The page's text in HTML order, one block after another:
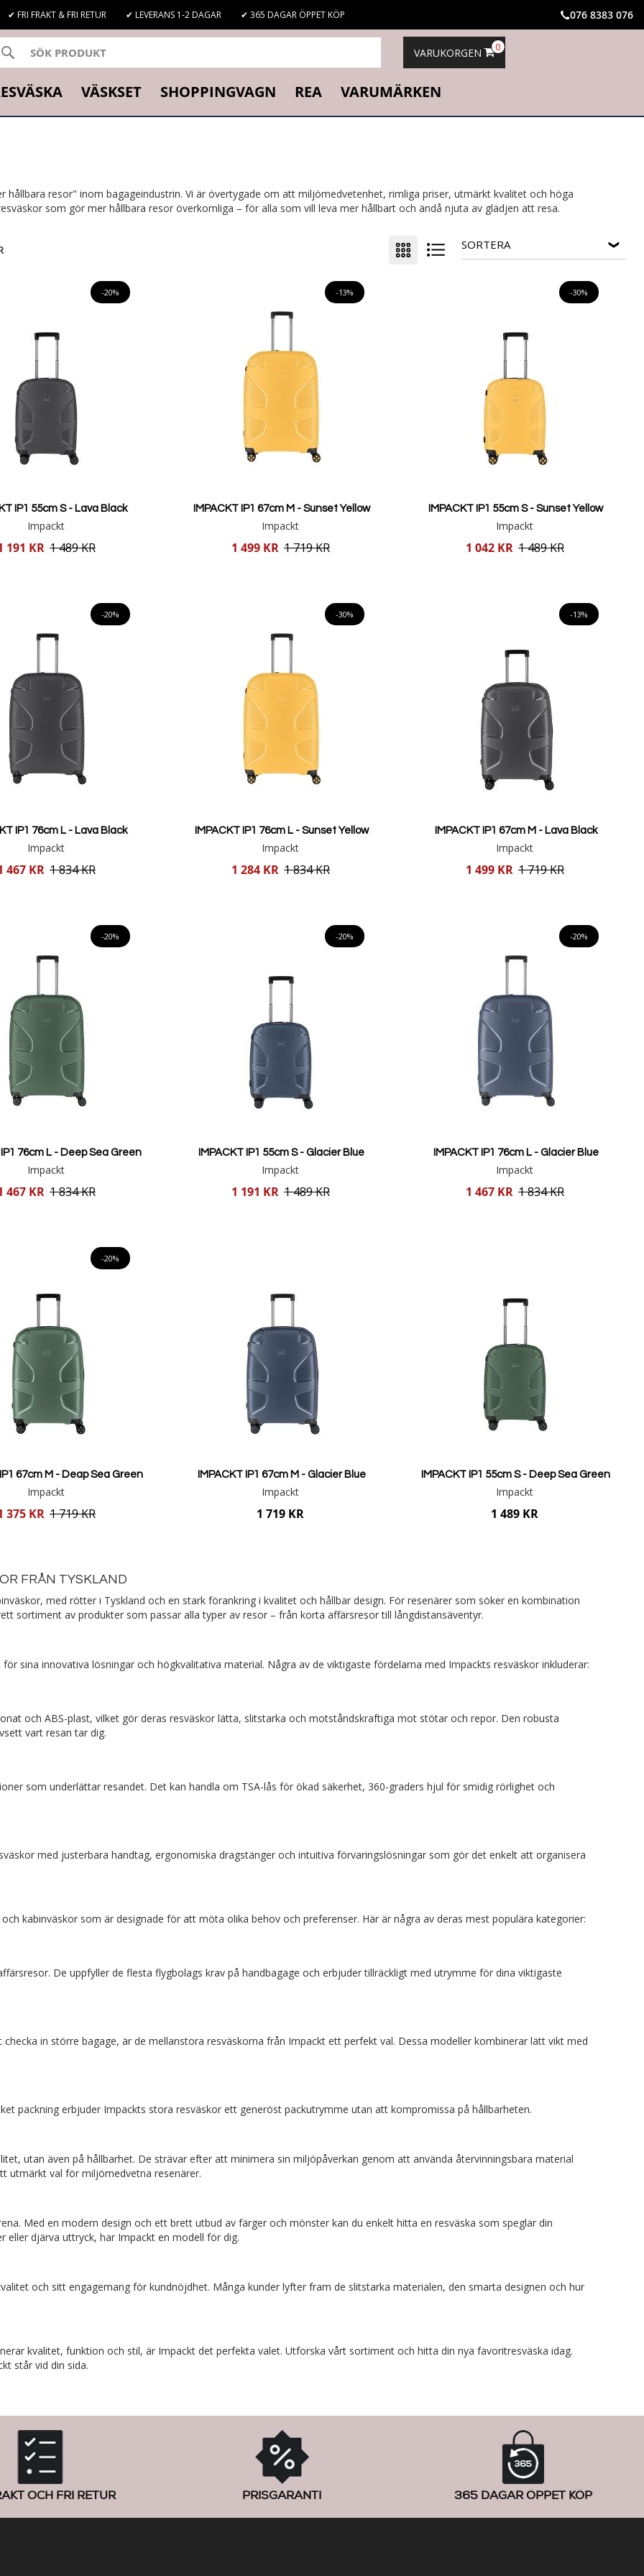
✔ FRI FRAKT & FRI RETUR ✔ LEVERANS 1-2 DAGAR ✔ 365 DAGAR ÖPPET KÖP 076 8383 076
SÖK VARUKORGEN 0
VÄSKSET SHOPPINGVAGN REA VARUMÄRKEN
resor" inom bagageindustrin. Vi är övertygade om att miljömedvetenhet, rimliga priser, utmärkt kvalitet och höga
som gör mer hållbara resor överkomliga – för alla som vill leva mer hållbart och ändå njuta av glädjen att resa.
SORTERA
-20%
IP1 55cm S - Lava Black
Impackt
191 KR 1 489 KR
-13%
IMPACKT IP1 67cm M - Sunset Yellow
Impackt
1 499 KR 1 719 KR
-30%
IMPACKT IP1 55cm S - Sunset Yellow
Impackt
1 042 KR 1 489 KR
-20%
IP1 76cm L - Lava Black
Impackt
467 KR 1 834 KR
-30%
IMPACKT IP1 76cm L - Sunset Yellow
Impackt
1 284 KR 1 834 KR
-13%
IMPACKT IP1 67cm M - Lava Black
Impackt
1 499 KR 1 719 KR
-20%
IP1 76cm L - Deep Sea Green
Impackt
467 KR 1 834 KR
-20%
IMPACKT IP1 55cm S - Glacier Blue
Impackt
1 191 KR 1 489 KR
-20%
IMPACKT IP1 76cm L - Glacier Blue
Impackt
1 467 KR 1 834 KR
-20%
67cm M - Deap Sea Green
Impackt
375 KR 1 719 KR
IMPACKT IP1 67cm M - Glacier Blue
Impackt
1 719 KR
IMPACKT IP1 55cm S - Deep Sea Green
Impackt
1 489 KR
FRÅN TYSKLAND
med rötter i Tyskland och en stark förankring i kvalitet och hållbar design. För resenärer som söker en kombination
sortiment av produkter som passar alla typer av resor – från korta affärsresor till långdistansäventyr.
sina innovativa lösningar och högkvalitativa material. Några av de viktigaste fördelarna med Impackts resväskor inkluderar:
och ABS-plast, vilket gör deras resväskor lätta, slitstarka och motståndskraftiga mot stötar och repor. Den robusta
vart resan tar dig.
som underlättar resandet. Det kan handla om TSA-lås för ökad säkerhet, 360-graders hjul för smidig rörlighet och
med justerbara handtag, ergonomiska dragstänger och intuitiva förvaringslösningar som gör det enkelt att organisera
kabinväskor som är designade för att möta olika behov och preferenser. Här är några av deras mest populära kategorier:
De uppfyller de flesta flygbolags krav på handbagage och erbjuder tillräckligt med utrymme för dina viktigaste
in större bagage, är de mellanstora resväskorna från Impackt ett perfekt val. Dessa modeller kombinerar lätt vikt med
packning erbjuder Impackts stora resväskor ett generöst packutrymme utan att kompromissa på hållbarheten.
utan även på hållbarhet. De strävar efter att minimera sin miljöpåverkan genom att använda återvinningsbara material
utmärkt val för miljömedvetna resenärer.
Med en modern design och ett brett utbud av färger och mönster kan du enkelt hitta en resväska som speglar din
djärva uttryck, har Impackt en modell för dig.
och sitt engagemang för kundnöjdhet. Många kunder lyfter fram de slitstarka materialen, den smarta designen och hur
kvalitet, funktion och stil, är Impackt det perfekta valet. Utforska vårt sortiment och hitta din nya favoritresväska idag.
står vid din sida.
OCH FRI RETUR PRISGARANTI 365 DAGAR ÖPPET KÖP